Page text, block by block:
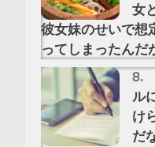
女
彼女妹のせいで想
ってしまったん
ル
け
だ